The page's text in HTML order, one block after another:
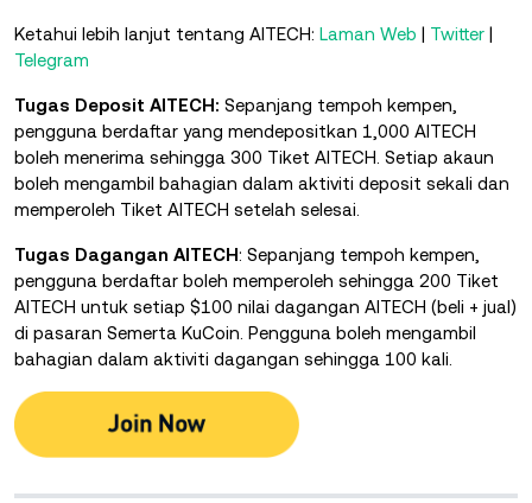
Ketahui lebih lanjut tentang AITECH: Laman Web | Twitter |
Telegram
Tugas Deposit AITECH: Sepanjang tempoh kempen,
pengguna berdaftar yang mendepositkan 1,000 AITECH
boleh menerima sehingga 300 Tiket AITECH. Setiap akaun
boleh mengambil bahagian dalam aktiviti deposit sekali dan
memperoleh Tiket AITECH setelah selesai.
Tugas Dagangan AITECH: Sepanjang tempoh kempen,
pengguna berdaftar boleh memperoleh sehingga 200 Tiket
AITECH untuk setiap $100 nilai dagangan AITECH (beli + jual)
di pasaran Semerta KuCoin. Pengguna boleh mengambil
bahagian dalam aktiviti dagangan sehingga 100 kali.